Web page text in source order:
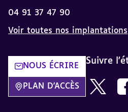
04 91 37 47 90
Voir toutes nos implantations
NOUS ÉCRIRE
PLAN D'ACCÈS
Suivre
Nous